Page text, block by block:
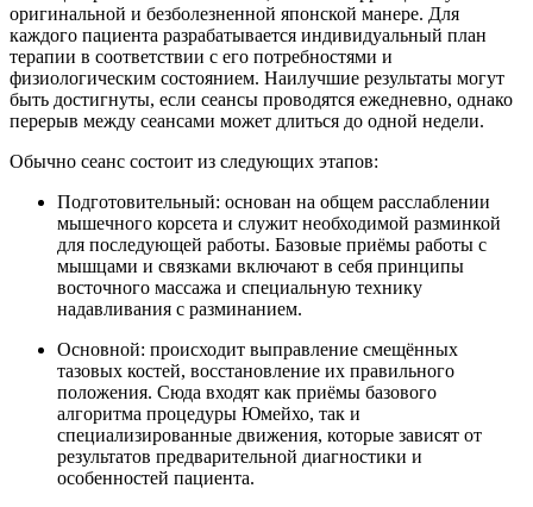
оригинальной и безболезненной японской манере. Для
каждого пациента разрабатывается индивидуальный план
терапии в соответствии с его потребностями и
физиологическим состоянием. Наилучшие результаты могут
быть достигнуты, если сеансы проводятся ежедневно, однако
перерыв между сеансами может длиться до одной недели.
Обычно сеанс состоит из следующих этапов:
Подготовительный: основан на общем расслаблении
мышечного корсета и служит необходимой разминкой
для последующей работы. Базовые приёмы работы с
мышцами и связками включают в себя принципы
восточного массажа и специальную технику
надавливания с разминанием.
Основной: происходит выправление смещённых
тазовых костей, восстановление их правильного
положения. Сюда входят как приёмы базового
алгоритма процедуры Юмейхо, так и
специализированные движения, которые зависят от
результатов предварительной диагностики и
особенностей пациента.